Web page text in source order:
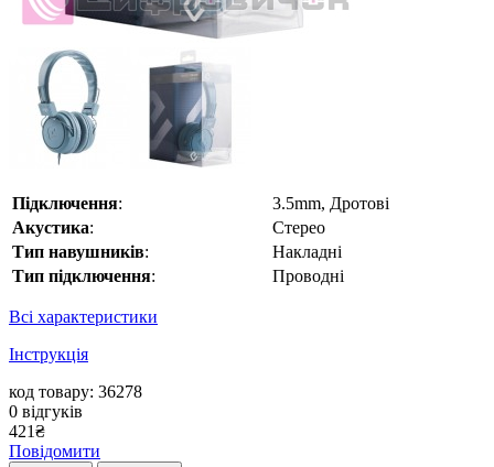
Підключення:
3.5mm, Дротові
Акустика:
Стерео
Тип навушників:
Накладні
Тип підключення: Проводні
Всі характеристики
Інструкція
код товару: 36278
0 відгуків
421₴
Повідомити